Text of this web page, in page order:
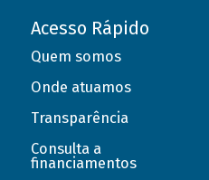
Acesso Rápido
Quem somos
Onde atuamos
Transparência
Consulta a
financiamentos